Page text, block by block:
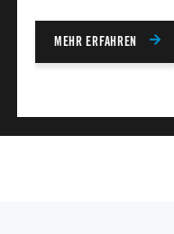
MEHR ERFAHREN